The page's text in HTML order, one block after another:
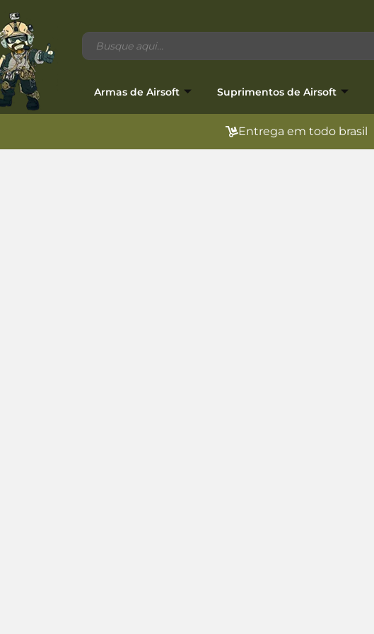
Armas de Airsoft Suprimentos de Airsoft
Entrega em todo brasil